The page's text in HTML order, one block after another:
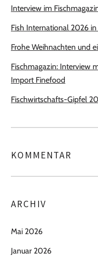
Interview im
Fish International 2026
Frohe Weihnachten und
Fischmagazin: Interview
Import Finefood
Fischwirtschafts-Gipfel
KOMMENTAR
ARCHIV
Mai 2026
Januar 2026